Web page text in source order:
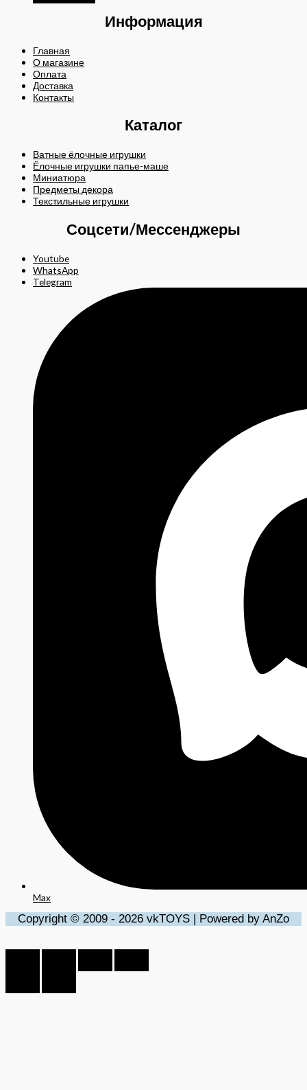
Информация
Главная
О магазине
Оплата
Доставка
Контакты
Каталог
Ватные ёлочные игрушки
Ёлочные игрушки папье-маше
Миниатюра
Предметы декора
Текстильные игрушки
Соцсети/Мессенджеры
Youtube
WhatsApp
Telegram
Max
Copyright © 2009 - 2026 vkTOYS | Powered by AnZo